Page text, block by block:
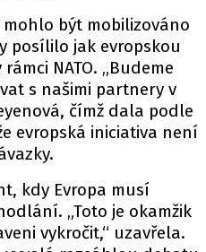
být mobilizováno
posílilo jak evropskou
NATO. „Budeme
s našimi partnery v
čímž dala podle
evropská iniciativa není
kdy Evropa musí
„Toto je okamžik
vykročit,“ uzavřela.